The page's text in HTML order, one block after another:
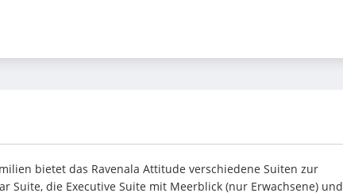
bietet das Ravenala Attitude verschiedene Suiten zur
Suite, die Executive Suite mit Meerblick (nur Erwachsene) und